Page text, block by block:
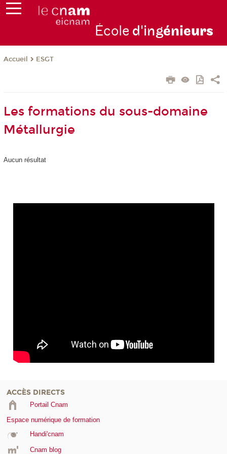
École d'ingénieurs
Accueil ESGT
Les formations du sous-domaine
Métallurgie
Aucun résultat
ACCÈS DIRECTS
Portail Cnam
Espace numérique de formation
Handi'cnam
Cnam blog